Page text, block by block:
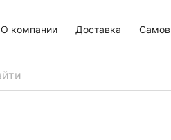
О компании Доставка